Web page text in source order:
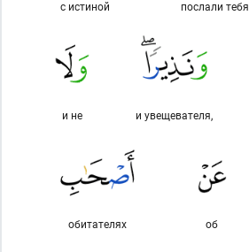
послали тебя
с истиной
и увещевателя,
и не
об
обитателях